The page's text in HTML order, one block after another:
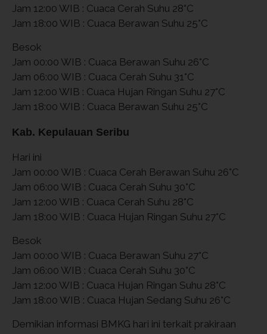
Jam 12:00 WIB : Cuaca Cerah Suhu 28°C
Jam 18:00 WIB : Cuaca Berawan Suhu 25°C
Besok
Jam 00:00 WIB : Cuaca Berawan Suhu 26°C
Jam 06:00 WIB : Cuaca Cerah Suhu 31°C
Jam 12:00 WIB : Cuaca Hujan Ringan Suhu 27°C
Jam 18:00 WIB : Cuaca Berawan Suhu 25°C
Kab. Kepulauan Seribu
Hari ini
Jam 00:00 WIB : Cuaca Cerah Berawan Suhu 26°C
Jam 06:00 WIB : Cuaca Cerah Suhu 30°C
Jam 12:00 WIB : Cuaca Cerah Suhu 28°C
Jam 18:00 WIB : Cuaca Hujan Ringan Suhu 27°C
Besok
Jam 00:00 WIB : Cuaca Berawan Suhu 27°C
Jam 06:00 WIB : Cuaca Cerah Suhu 30°C
Jam 12:00 WIB : Cuaca Hujan Ringan Suhu 28°C
Jam 18:00 WIB : Cuaca Hujan Sedang Suhu 26°C
Demikian informasi BMKG hari ini terkait prakiraan